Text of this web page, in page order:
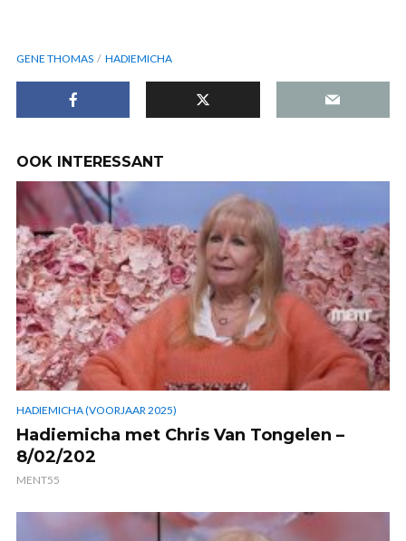
GENE THOMAS HADIEMICHA
OOK INTERESSANT
HADIEMICHA (VOORJAAR 2025)
Hadiemicha met Chris Van Tongelen –
8/02/202
MENT55